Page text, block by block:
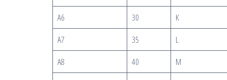
A6
30 K
A7
35 L
A8
40 M